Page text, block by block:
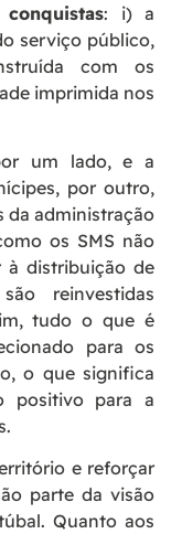
: i) a
serviço público,
com os
imprimida nos
um lado, e a
por outro,
da administração
os SMS não
distribuição de
reinvestidas
tudo o que é
para os
o que significa
positivo para a
e reforçar
parte da visão
Quanto aos